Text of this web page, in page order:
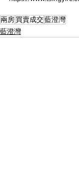
兩房買賣成交藍澄灣
藍澄灣